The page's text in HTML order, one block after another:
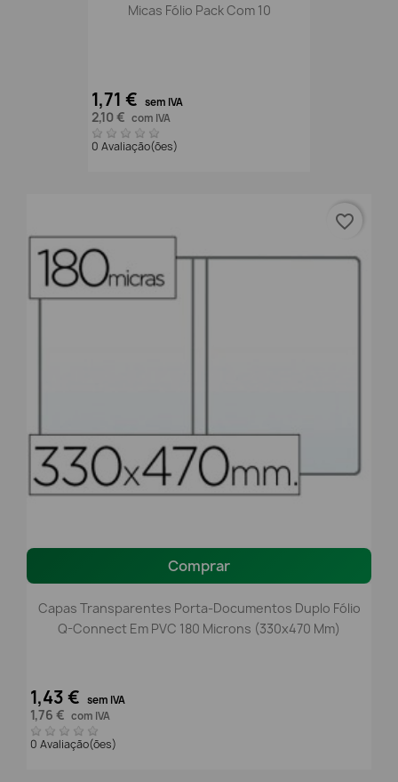
Micas Fólio Pack Com 10
1,71 € sem IVA
2,10 € com IVA
0 Avaliação(ões)
Comprar
Capas Transparentes Porta-Documentos Duplo Fólio
Q-Connect Em PVC 180 Microns (330x470 Mm)
1,43 € sem IVA
1,76 € com IVA
0 Avaliação(ões)
favorite_border